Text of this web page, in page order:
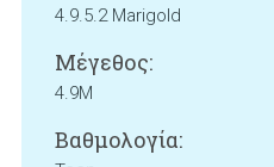
4.9.5.2 Marigold
Μέγεθος:
4.9M
Βαθμολογία: